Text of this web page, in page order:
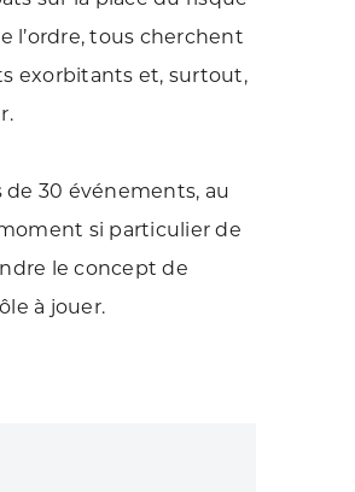
l’ordre, tous cherchent
exorbitants et, surtout,
30 événements, au
si particulier de
le concept de
à jouer.